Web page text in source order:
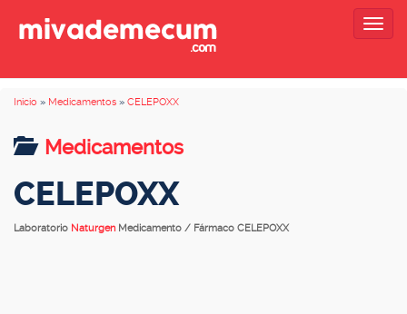
Inicio » Medicamentos » CELEPOXX
Medicamentos
CELEPOXX
Laboratorio Naturgen Medicamento / Fármaco CELEPOXX